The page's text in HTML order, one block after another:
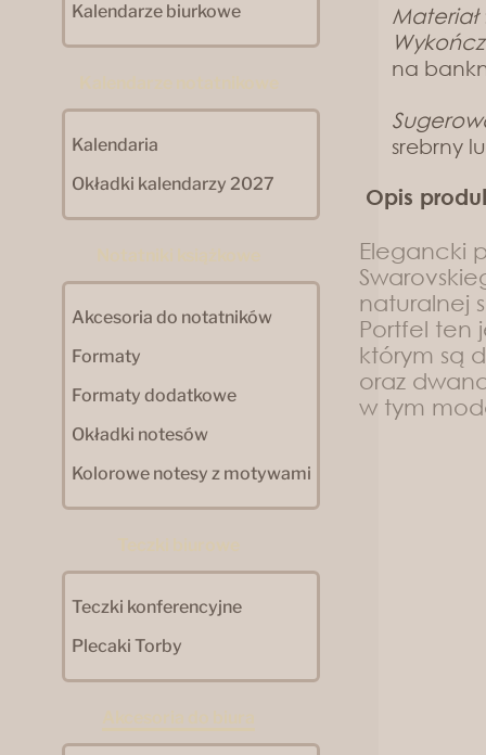
Kalendarze biurkowe
Kalendaria
Okładki kalendarzy 2027
Akcesoria do notatników
Formaty
Formaty dodatkowe
Okładki notesów
Kolorowe notesy z motywami
Teczki konferencyjne
Plecaki Torby
Materiał
na
srebrny
Opis
Elegancki
naturalnej
Portfel ten
którym są
oraz
w tym